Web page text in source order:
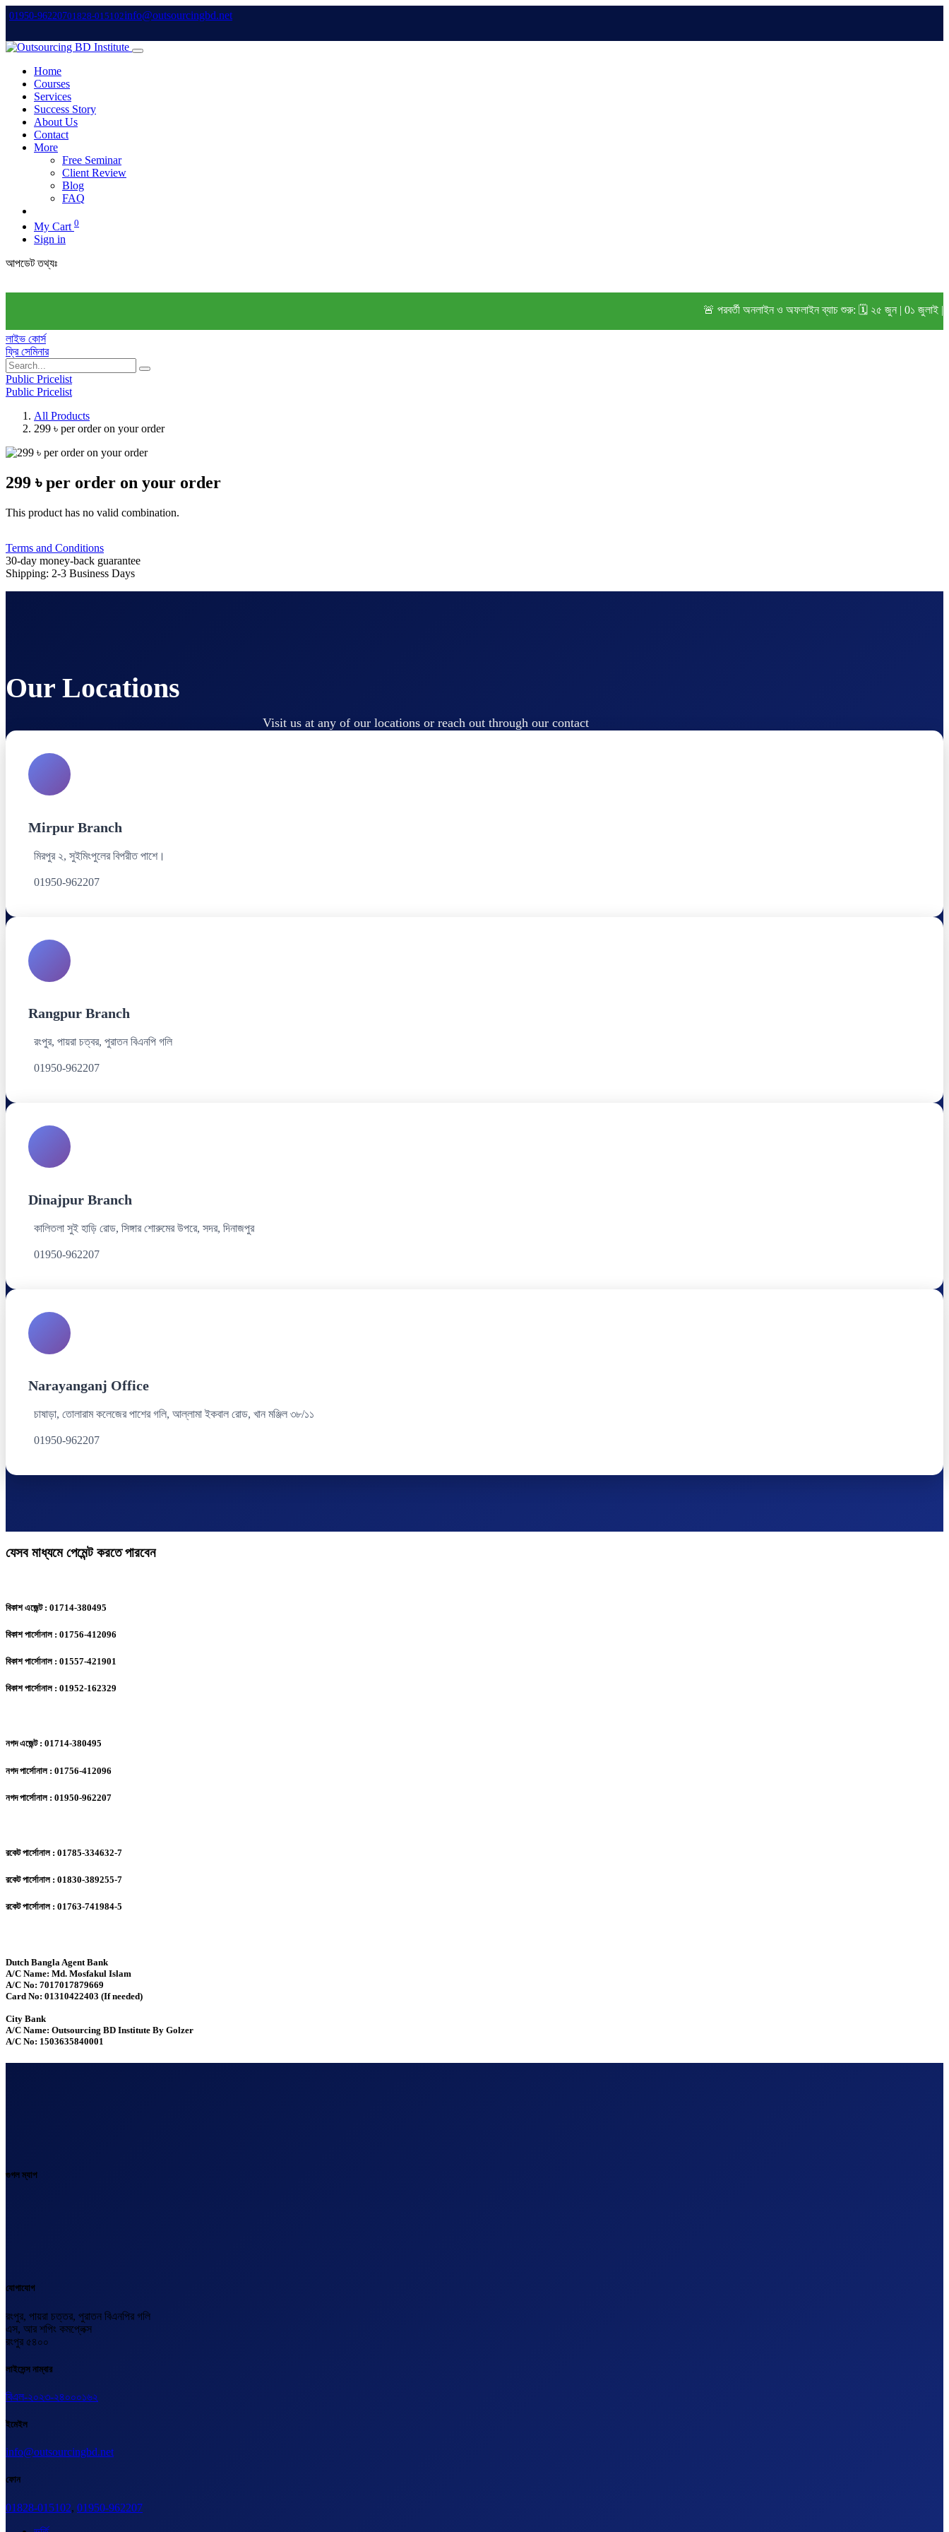
01950-96220701828-015102info@outsourcingbd.net
Home
Courses
Services
Success Story
About Us
Contact
More
Free Seminar
Client Review
Blog
FAQ
My Cart 0
Sign in
আপডেট তথ্যঃ
🚨 পরবর্তী অনলাইন ও অফলাইন ব্যাচ শুরু: 🗓️ ২৫ জুন | 0১ জুলাই | ১৫ জুলাই
লাইভ কোর্স
ফ্রি সেমিনার
Public Pricelist
Public Pricelist
All Products
299 ৳ per order on your order
299 ৳ per order on your order
This product has no valid combination.
Terms and Conditions
30-day money-back guarantee
Shipping: 2-3 Business Days
Our Locations
Visit us at any of our locations or reach out through our contact
Mirpur Branch
মিরপুর ২, সুইমিংপুলের বিপরীত পাশে।
01950-962207
Rangpur Branch
রংপুর, পায়রা চত্বর, পুরাতন বিএনপি গলি
01950-962207
Dinajpur Branch
কালিতলা সুই হাড়ি রোড, সিঙ্গার শোরুমের উপরে, সদর, দিনাজপুর
01950-962207
Narayanganj Office
চাষাড়া, তোলারাম কলেজের পাশের গলি, আল্লামা ইকবাল রোড, খান মঞ্জিল ৩৮/১১
01950-962207
যেসব মাধ্যমে পেমেন্ট করতে পারবেন
বিকাশ এজেন্ট : 01714-380495
বিকাশ পার্সোনাল : 01756-412096
বিকাশ পার্সোনাল : 01557-421901
বিকাশ পার্সোনাল : 01952-162329
নগদ এজেন্ট : 01714-380495
নগদ পার্সোনাল : 01756-412096
নগদ পার্সোনাল : 01950-962207
রকেট পার্সোনাল : 01785-334632-7
রকেট পার্সোনাল : 01830-389255-7
রকেট পার্সোনাল : 01763-741984-5
Dutch Bangla Agent Bank
A/C Name: Md. Mosfakul Islam
A/C No: 7017017879669
Card No: 01310422403 (If needed)
City Bank
A/C Name: Outsourcing BD Institute By Golzer
A/C No: 1503635840001
গুগল ম্যাপ
যোগাযোগ
রংপুর, পায়রা চত্তর, পুরাতন বিএনপির গলি
এস, আর শপিং কমপ্লেক্স
রংপুর ৫৪০০
লাইসেন্স নাম্বার
বিএল-২০২৩-২৪০০০১৬২
ইমেইল
info@outsourcingbd.net
ফোন
01828-015102, 01950-962207